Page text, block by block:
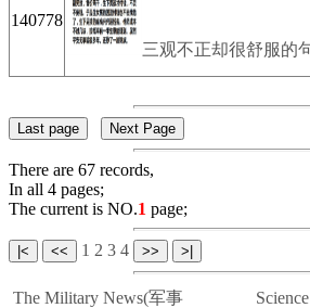
140778
三观不正却很舒服的
There are 67 records,
In all 4 pages;
The current is NO.1 page;
1 2 3 4
The Military News(军事